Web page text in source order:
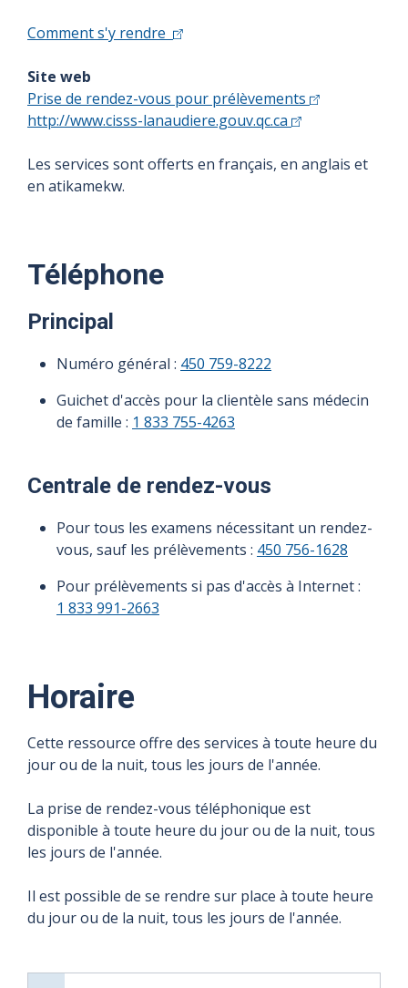
Comment s'y rendre
Site web
Prise de rendez-vous pour prélèvements
http://www.cisss-lanaudiere.gouv.qc.ca
Les services sont offerts en français, en anglais et
en atikamekw.
Téléphone
Principal
Numéro général : 450 759-8222
Guichet d'accès pour la clientèle sans médecin
de famille : 1 833 755-4263
Centrale de rendez-vous
Pour tous les examens nécessitant un rendez-
vous, sauf les prélèvements : 450 756-1628
Pour prélèvements si pas d'accès à Internet :
1 833 991-2663
Horaire
Cette ressource offre des services à toute heure du
jour ou de la nuit, tous les jours de l'année.
La prise de rendez-vous téléphonique est
disponible à toute heure du jour ou de la nuit, tous
les jours de l'année.
Il est possible de se rendre sur place à toute heure
du jour ou de la nuit, tous les jours de l'année.